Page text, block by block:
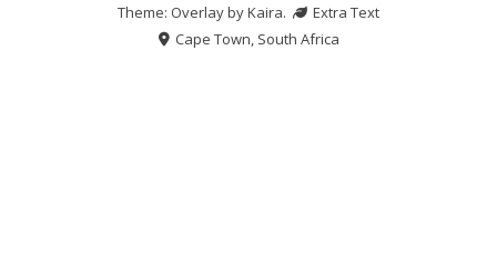
Theme: Overlay byKaira.
Extra Text
Cape Town, South Africa